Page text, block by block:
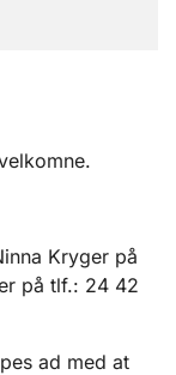
Kryger på
på tlf.: 24 42
ad med at